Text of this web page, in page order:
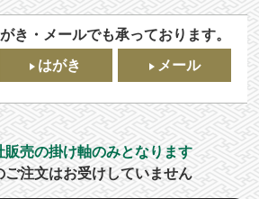
き・メールでも承っております。
はがき メール
販売の掛け軸のみとなります
注文はお受けしていません